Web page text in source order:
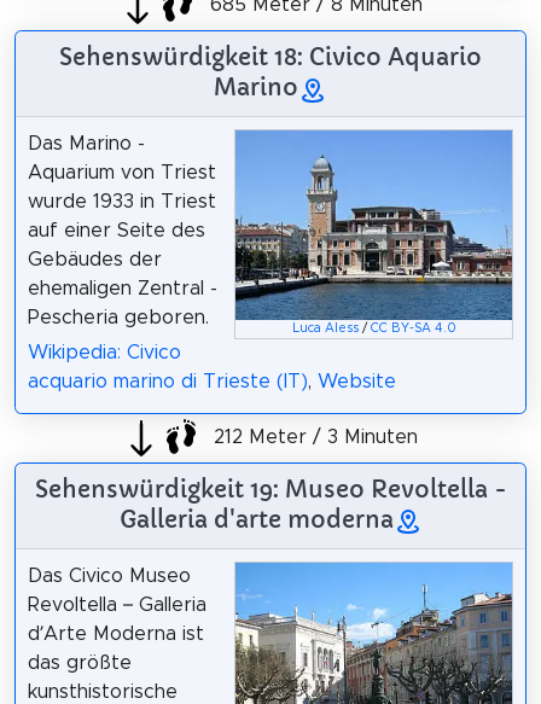
685 Meter / 8 Minuten
Sehenswürdigkeit 18: Civico Aquario
Marino
Luca Aless/ CC BY-SA 4.0
Das Marino -
Aquarium von Triest
wurde 1933 in Triest
auf einer Seite des
Gebäudes der
ehemaligen Zentral -
Pescheria geboren.
Wikipedia: Civico
acquario marino di Trieste (IT), Website
212 Meter / 3 Minuten
Sehenswürdigkeit 19: Museo Revoltella -
Galleria d'arte moderna
Das Civico Museo
Revoltella – Galleria
d’Arte Moderna ist
das größte
kunsthistorische